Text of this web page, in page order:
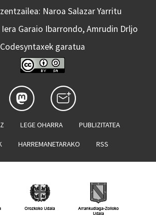
Naroa Salazar Yarritu
Garaio Ibarrondo, Amrudin Drljo
Codesyntaxek garatua
LEGE OHARRA PUBLIZITATEA
HARREMANETARAKO RSS